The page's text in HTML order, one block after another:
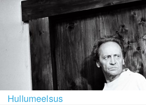
Hullumeelsus